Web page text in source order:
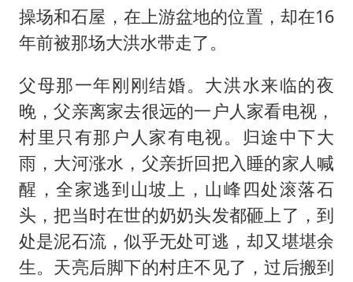
操场和石屋，在上游盆地的位置，却在16
年前被那场大洪水带走了。
父母那一年刚刚结婚。大洪水来临的夜
晚，父亲离家去很远的一户人家看电视，
村里只有那户人家有电视。归途中下大
雨，大河涨水，父亲折回把入睡的家人喊
醒，全家逃到山坡上，山峰四处滚落石
头，把当时在世的奶奶头发都砸上了，到
处是泥石流，似乎无处可逃，却又堪堪余
生。天亮后脚下的村庄不见了，过后搬到